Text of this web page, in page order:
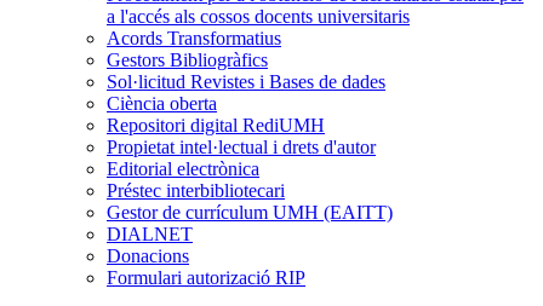
a l'accés als cossos docents universitaris
Acords Transformatius
Gestors Bibliogràfics
Sol·licitud Revistes i Bases de dades
Ciència oberta
Repositori digital RediUMH
Propietat intel·lectual i drets d'autor
Editorial electrònica
Préstec interbibliotecari
Gestor de currículum UMH (EAITT)
DIALNET
Donacions
Formulari autorizació RIP